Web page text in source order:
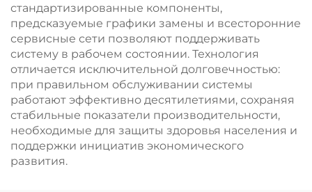
стандартизированные компоненты,
предсказуемые графики замены и всесторонние
сервисные сети позволяют поддерживать
систему в рабочем состоянии. Технология
отличается исключительной долговечностью:
при правильном обслуживании системы
работают эффективно десятилетиями, сохраняя
стабильные показатели производительности,
необходимые для защиты здоровья населения и
поддержки инициатив экономического
развития.